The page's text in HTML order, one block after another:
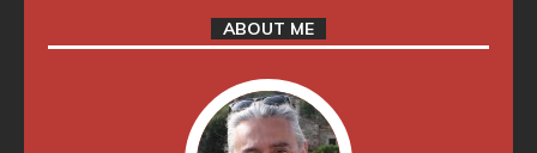
ABOUT ME